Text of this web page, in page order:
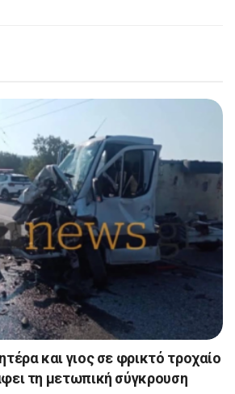
και γιος σε φρικτό τροχαίο
τη μετωπική σύγκρουση